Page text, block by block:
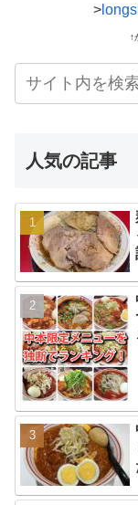
>
↑
人気の記事